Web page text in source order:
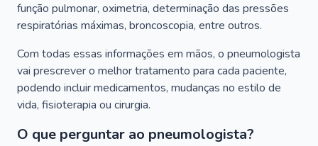
função pulmonar, oximetria, determinação das pressões
respiratórias máximas, broncoscopia, entre outros.
Com todas essas informações em mãos, o pneumologista
vai prescrever o melhor tratamento para cada paciente,
podendo incluir medicamentos, mudanças no estilo de
vida, fisioterapia ou cirurgia.
O que perguntar ao pneumologista?